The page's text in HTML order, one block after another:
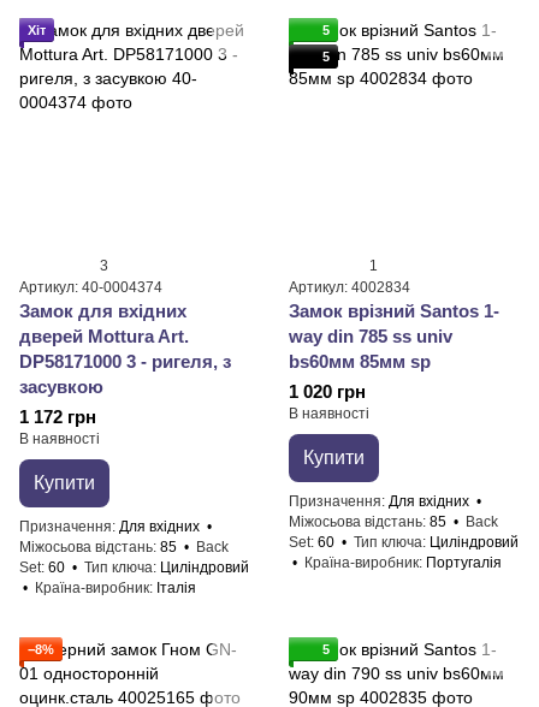
Хіт
3
Артикул: 40-0004374
Замок для вхідних
дверей Mottura Art.
DP58171000 3 - ригеля, з
засувкою
1 172 грн
В наявності
Купити
Призначення Для вхідних
Міжосьова відстань 85
Back
Set 60 Тип ключа Циліндровий
Країна-виробник
Італія
5
5
1
Артикул: 4002834
Замок врізний Santos 1-
way din 785 ss univ
bs60мм 85мм sp
1 020 грн
В наявності
Купити
Призначення Для вхідних
Міжосьова відстань 85
Back
Set 60 Тип ключа Циліндровий
Країна-виробник Португалія
−8% 5